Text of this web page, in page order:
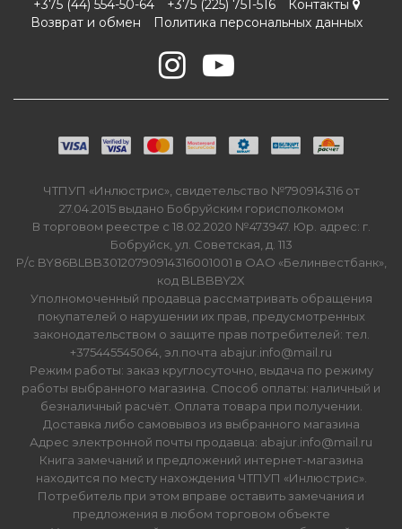
+375 (44) 554-50-64 +375 (225) 751-516
Контакты
Возврат и обмен
Политика персональных данных
ЧТПУП «Инлюстрис», свидетельство №790914316 от
27.04.2015 выдано Бобруйским горисполкомом
В торговом реестре с 18.02.2020 №473947. Юр. адрес: г.
Бобруйск, ул. Советская, д. 113
Р/с BY86BLBB30120790914316001001 в ОАО «Белинвестбанк»,
код BLBBBY2X
Уполномоченный продавца рассматривать обращения
покупателей о нарушении их прав, предусмотренных
законодательством о защите прав потребителей: тел.
+375445545064, эл.почта abajur.info@mail.ru
Режим работы: заказ круглосуточно, выдача по режиму
работы выбранного магазина. Способ оплаты: наличный и
безналичный расчёт. Оплата товара при получении.
Доставка либо самовывоз из выбранного магазина
Адрес электронной почты продавца: abajur.info@mail.ru
Книга замечаний и предложений интернет-магазина
находится по месту нахождения ЧТПУП «Инлюстрис».
Потребитель при этом вправе оставить замечания и
предложения в любом торговом объекте